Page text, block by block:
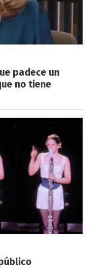
padece un
no tiene